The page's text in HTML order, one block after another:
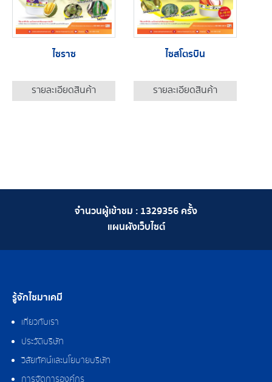
ไซราซ
รายละเอียดสินค้า
ไซสโตรบิน
รายละเอียดสินค้า
จำนวนผู้เข้าชม : 1329356 ครั้ง
แผนผังเว็บไซต์
รู้จักไซมาเคมี
เกี่ยวกับเรา
ประวัติบริษัท
วิสัยทัศน์และนโยบายบริษัท